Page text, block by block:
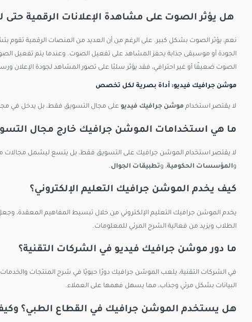
هل يؤثر الصوت على مشاهدة الإعلانات الرقمية
نعم، يؤثر الصوت بشكل كبير. على الرغم من أن العديد من المنصات الرقمية تقوم
الجودة أو موسيقى جذابة يحفز المشاهد على تفعيل الصوت. وعندما يتم تفعيل
الصوت ضعيفًا أو غير احترافي، فقد يؤثر سلبًا على تصور المشاهد لجودة الإعلان
موشن جرافيك فيديو: أداة بصرية لكل تخصص
لا يقتصر استخدام موشن جرافيك فيديو على مجال التسويق فقط، بل يدخل في
ما هي استخدامات الموشن جرافيك خارج مجال
لا يقتصر استخدام الموشن جرافيك على التسويق فقط، بل يتسع ليشمل مجالات
والمؤسسات الحكومية، وتطبيقات الجوال.
كيف يخدم الموشن جرافيك التعليم الإلكتروني؟
يخدم الموشن جرافيك التعليم الإلكتروني من خلال تبسيط المفاهيم المعقدة،
الطلاب ويزيد من فعالية الشرح المرئي للمعلومات.
ما دور موشن جرافيك فيديو في الشركات التقنية؟
في الشركات التقنية، يلعب الموشن جرافيك دورًا حيويًا في شرح المنتجات
البيانات بشكل مرئي وجذاب، مما يسهل فهمها على العملاء.
هل يستخدم الموشن جرافيك في القطاع الطبي؟